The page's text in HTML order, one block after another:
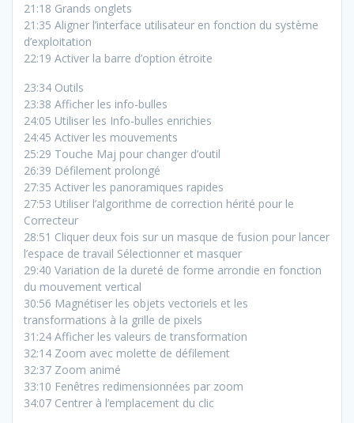
21:18 Grands onglets
21:35 Aligner l’interface utilisateur en fonction du système
d’exploitation
22:19 Activer la barre d’option étroite
23:34 Outils
23:38 Afficher les info-bulles
24:05 Utiliser les Info-bulles enrichies
24:45 Activer les mouvements
25:29 Touche Maj pour changer d’outil
26:39 Défilement prolongé
27:35 Activer les panoramiques rapides
27:53 Utiliser l’algorithme de correction hérité pour le
Correcteur
28:51 Cliquer deux fois sur un masque de fusion pour lancer
l’espace de travail Sélectionner et masquer
29:40 Variation de la dureté de forme arrondie en fonction
du mouvement vertical
30:56 Magnétiser les objets vectoriels et les
transformations à la grille de pixels
31:24 Afficher les valeurs de transformation
32:14 Zoom avec molette de défilement
32:37 Zoom animé
33:10 Fenêtres redimensionnées par zoom
34:07 Centrer à l’emplacement du clic